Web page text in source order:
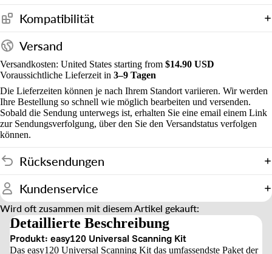
Kompatibilität
Versand
Versandkosten: United States starting from $14.90 USD
Voraussichtliche Lieferzeit in 3–9 Tagen
Die Lieferzeiten können je nach Ihrem Standort variieren. Wir werden
Ihre Bestellung so schnell wie möglich bearbeiten und versenden.
Sobald die Sendung unterwegs ist, erhalten Sie eine email einem Link
zur Sendungsverfolgung, über den Sie den Versandstatus verfolgen
können.
Rücksendungen
Kundenservice
Wird oft zusammen mit diesem Artikel gekauft:
Detaillierte Beschreibung
Produkt: easy120 Universal Scanning Kit
Das easy120 Universal Scanning Kit das umfassendste Paket der